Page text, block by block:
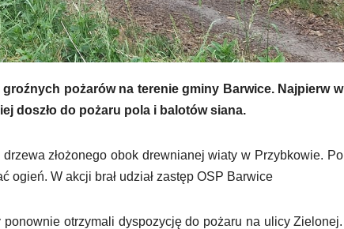
groźnych pożarów na terenie gminy Barwice. Najpierw w
doszło do pożaru pola i balotów siana.
złożonego obok drewnianej wiaty w Przybkowie. Po
ogień. W akcji brał udział zastęp OSP Barwice
otrzymali dyspozycję do pożaru na ulicy Zielonej.